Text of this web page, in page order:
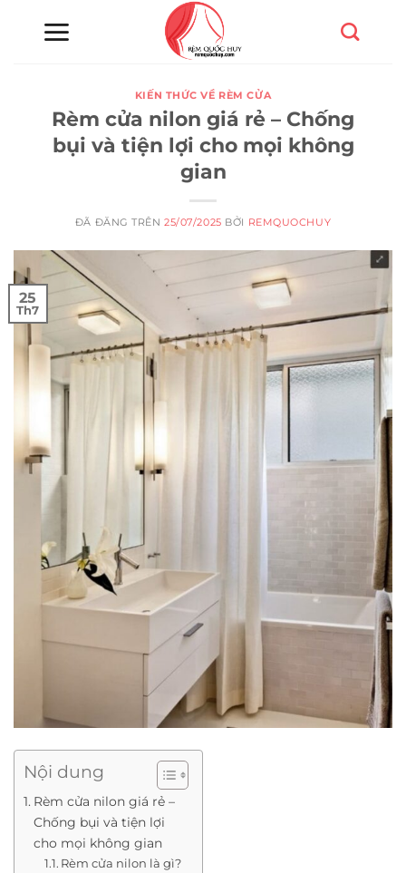
KIẾN THỨC VỀ RÈM CỬA
Rèm cửa nilon giá rẻ – Chống
bụi và tiện lợi cho mọi không
gian
ĐÃ ĐĂNG TRÊN25/07/2025 BỞI REMQUOCHUY
25
Th7
Nội dung
Rèm cửa nilon giá rẻ –
Chống bụi và tiện lợi
cho mọi không gian
Rèm cửa nilon là gì?